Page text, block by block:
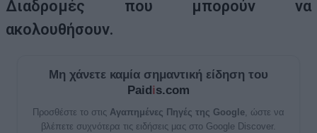
Διαδρομές που μπορούν να
ακολουθήσουν.
Μη χάνετε καμία σημαντική είδηση του
Paid is.com
Προσθέστε το στις Αγαπημένες Πηγές της Google, ώστε να
βλέπετε συχνότερα τις ειδήσεις μας στο Google Discover.